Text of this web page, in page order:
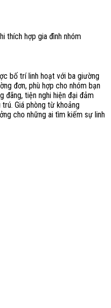
thích hợp gia đình nhóm
bố trí linh hoạt với ba giường
đơn, phù hợp cho nhóm bạn
đãng, tiện nghi hiện đại đảm
Giá phòng từ khoảng
cho những ai tìm kiếm sự linh